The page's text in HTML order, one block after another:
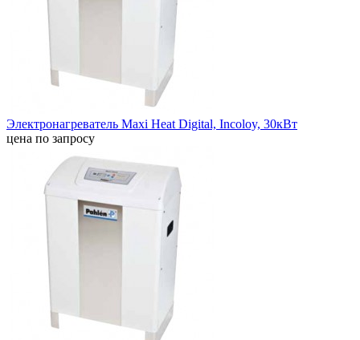
Электронагреватель Maxi Heat Digital, Incoloy, 30кВт
цена по запросу